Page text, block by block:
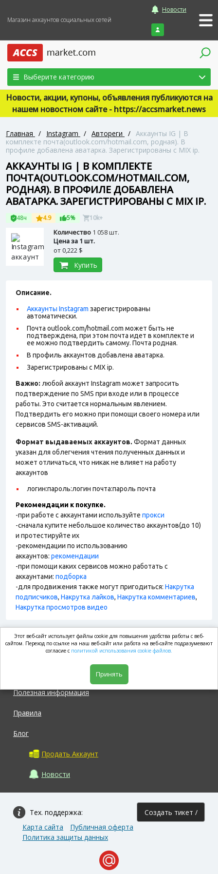
Магазин аккаунтов социальных сетей
Новости
Войти
Выберите категорию
Новости, акции, купоны, объявления публикуются на
нашем новостном сайте - https://accsmarket.news
Главная / Instagram / Автореги / Аккаунты IG | В
комплекте почта(outlook.com/hotmail.com, родная). В
профиле добавлена аватарка. Зарегистрированы с MIX ip.
АККАУНТЫ IG | В КОМПЛЕКТЕ
ПОЧТА(OUTLOOK.COM/HOTMAIL.COM,
РОДНАЯ). В ПРОФИЛЕ ДОБАВЛЕНА
АВАТАРКА. ЗАРЕГИСТРИРОВАНЫ С MIX IP.
48ч 4.9 5% 10k+
Количество 1 058 шт.
Цена за 1 шт.
от0,222 $
Купить
Описание.
Аккаунты Instagram зарегистрированы
автоматически.
Почта outlook.com/hotmail.com может быть не
подтверждена, при этом почта идет в комплекте и
ее можно подтвердить самому. Почта родная.
В профиль аккаунтов добавлена аватарка.
Зарегистрированы с MIX ip.
Важно: любой аккаунт Instagram может запросить
подтверждение по SMS при входе или в процессе
работы. Это считается нормальным явлением.
Подтвердить его можно при помощи своего номера или
сервисов SMS-активаций.
Формат выдаваемых аккаунтов. Формат данных
указан для облегчения чтения полученных данных и
может отличаться, что никак не влияет на работу
аккаунтов
логин:пароль:логин почта:пароль почта
Рекомендации к покупке.
-при работе с аккаунтами используйте прокси
-сначала купите небольшое количество аккаунтов(до 10)
и протестируйте их
-рекомендации по использованию
аккаунтов: рекомендации
-при помощи каких сервисов можно работать с
аккаунтами: подборка
-для продвижения также могут пригодиться: Накрутка
подписчиков, Накрутка лайков, Накрутка комментариев,
Накрутка просмотров видео
market.com
Полезная информация
Правила
Блог
Продать Аккаунт
Новости
Тех. поддержка: Создать тикет /
Карта сайта
Публичная оферта
Политика защиты данных
Этот веб-сайт использует файлы cookie для повышения удобства работы с веб-
сайтом. Переход по ссылке на наш веб-сайт или работа на веб-сайте подразумевают
согласие с политикой использования cookie файлов.
Принять